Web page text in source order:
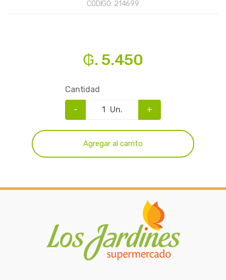
CÓDIGO: 214699
₲. 5.450
Cantidad
- Un. +
Agregar al carrito